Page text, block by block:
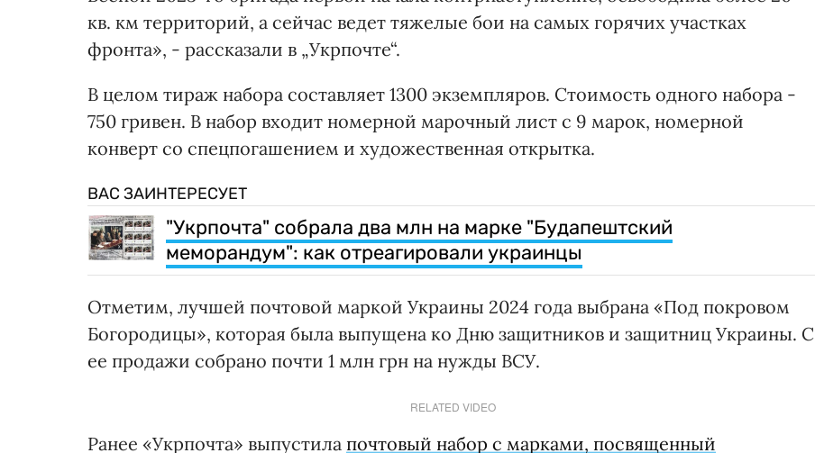
кв. км территорий, а сейчас ведет тяжелые бои на самых горячих участках
фронта», - рассказали в „Укрпочте“.
В целом тираж набора составляет 1300 экземпляров. Стоимость одного набора -
750 гривен. В набор входит номерной марочный лист с 9 марок, номерной
конверт со спецпогашением и художественная открытка.
ВАС ЗАИНТЕРЕСУЕТ
"Укрпочта" собрала два млн на марке "Будапештский
меморандум": как отреагировали украинцы
Отметим, лучшей почтовой маркой Украины 2024 года выбрана «Под покровом
Богородицы», которая была выпущена ко Дню защитников и защитниц Украины. С
ее продажи собрано почти 1 млн грн на нужды ВСУ.
RELATED VIDEO
Ранее «Укрпочта» выпустила почтовый набор с марками, посвященный